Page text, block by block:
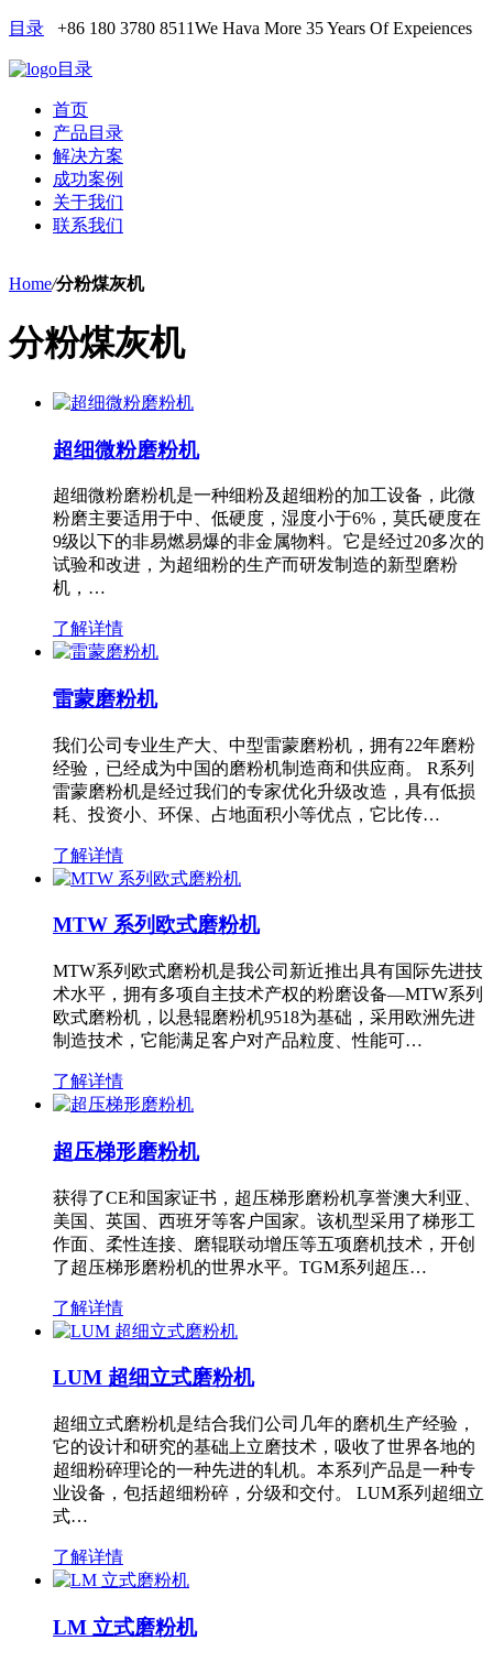
目录 +86 180 3780 8511We Hava More 35 Years Of Expeiences
目录
首页
产品目录
解决方案
成功案例
关于我们
联系我们
Home/分粉煤灰机
分粉煤灰机
超细微粉磨粉机
超细微粉磨粉机是一种细粉及超细粉的加工设备，此微
粉磨主要适用于中、低硬度，湿度小于6%，莫氏硬度在
9级以下的非易燃易爆的非金属物料。它是经过20多次的
试验和改进，为超细粉的生产而研发制造的新型磨粉
机，…
了解详情
雷蒙磨粉机
我们公司专业生产大、中型雷蒙磨粉机，拥有22年磨粉
经验，已经成为中国的磨粉机制造商和供应商。 R系列
雷蒙磨粉机是经过我们的专家优化升级改造，具有低损
耗、投资小、环保、占地面积小等优点，它比传…
了解详情
MTW 系列欧式磨粉机
MTW系列欧式磨粉机是我公司新近推出具有国际先进技
术水平，拥有多项自主技术产权的粉磨设备—MTW系列
欧式磨粉机，以悬辊磨粉机9518为基础，采用欧洲先进
制造技术，它能满足客户对产品粒度、性能可…
了解详情
超压梯形磨粉机
获得了CE和国家证书，超压梯形磨粉机享誉澳大利亚、
美国、英国、西班牙等客户国家。该机型采用了梯形工
作面、柔性连接、磨辊联动增压等五项磨机技术，开创
了超压梯形磨粉机的世界水平。TGM系列超压…
了解详情
LUM 超细立式磨粉机
超细立式磨粉机是结合我们公司几年的磨机生产经验，
它的设计和研究的基础上立磨技术，吸收了世界各地的
超细粉碎理论的一种先进的轧机。本系列产品是一种专
业设备，包括超细粉碎，分级和交付。 LUM系列超细立
式…
了解详情
LM 立式磨粉机